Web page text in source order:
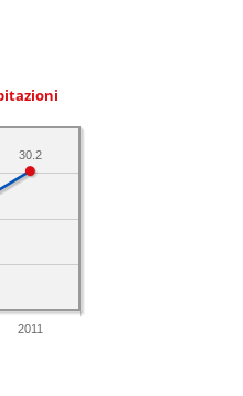
2011
30.2